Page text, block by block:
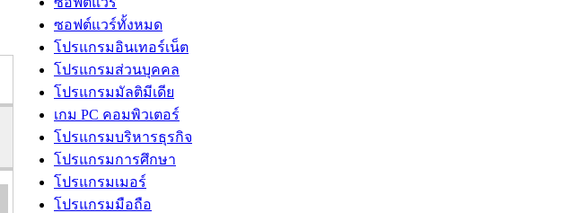
ซอฟต์แวร์ทั้งหมด
โปรแกรมอินเทอร์เน็ต
โปรแกรมส่วนบุคคล
โปรแกรมมัลติมีเดีย
เกม PC คอมพิวเตอร์
โปรแกรมบริหารธุรกิจ
โปรแกรมการศึกษา
โปรแกรมเมอร์
โปรแกรมมือถือ